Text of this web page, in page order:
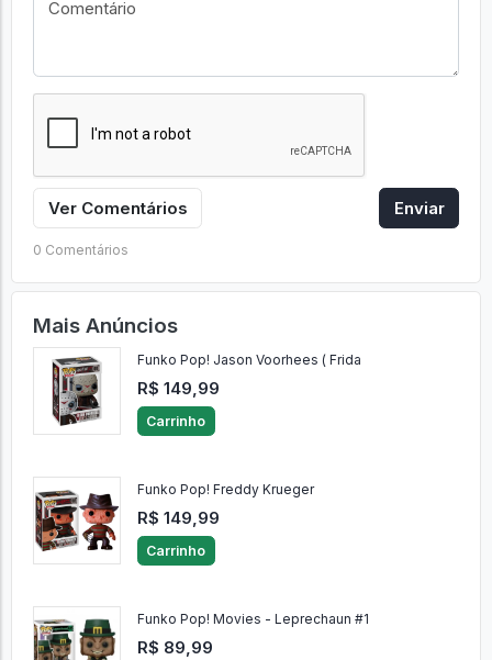
Ver Comentários Enviar
0 Comentários
Mais Anúncios
Funko Pop! Jason Voorhees ( Frida
R$ 149,99
Carrinho
Funko Pop! Freddy Krueger
R$ 149,99
Carrinho
Funko Pop! Movies - Leprechaun #1
R$ 89,99